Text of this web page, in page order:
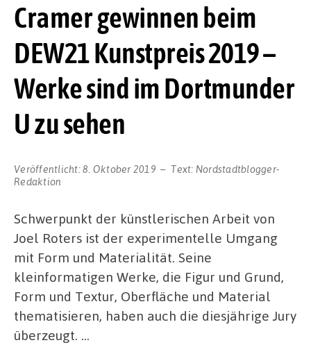
Cramer gewinnen beim
DEW21 Kunstpreis 2019 –
Werke sind im Dortmunder
U zu sehen
Veröffentlicht:8. Oktober 2019 Text: Nordstadtblogger-
Redaktion
Schwerpunkt der künstlerischen Arbeit von
Joel Roters ist der experimentelle Umgang
mit Form und Materialität. Seine
kleinformatigen Werke, die Figur und Grund,
Form und Textur, Oberfläche und Material
thematisieren, haben auch die diesjährige Jury
überzeugt. …